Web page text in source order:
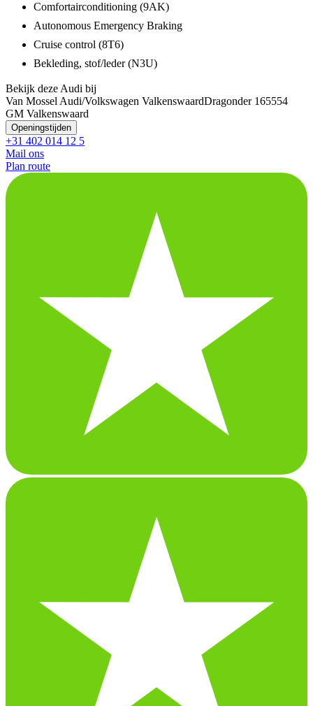
Comfortairconditioning (9AK)
Autonomous Emergency Braking
Cruise control (8T6)
Bekleding, stof/leder (N3U)
Bekijk deze Audi bij
Van Mossel Audi/Volkswagen ValkenswaardDragonder 165554
GM Valkenswaard
Openingstijden
+31 402 014 12 5
Mail ons
Plan route